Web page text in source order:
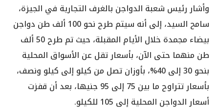
وأشار رئيس شعبة الدواجن بالغرف التجارية في الجيزة،
سامح السيد، إلى أنه سيتم طرح نحو 100 ألف طن دواجن
بيضاء مجمدة خلال الأيام المقبلة، حيث تم طرح 50 ألف
طن منهما حتى الآن، بأسعار تقل عن الأسواق المحلية
بنحو 30 إلى 40%، بأوزان تصل من كيلو إلى كيلو ونصف،
بأسعار تتراوح ما بين 75 إلى 95 جنيها، بعد أن قفزت
أسعار الدواجن المحلية إلى 105 للكيلو.